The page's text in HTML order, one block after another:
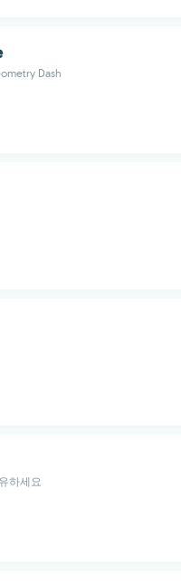
Dash
하세요